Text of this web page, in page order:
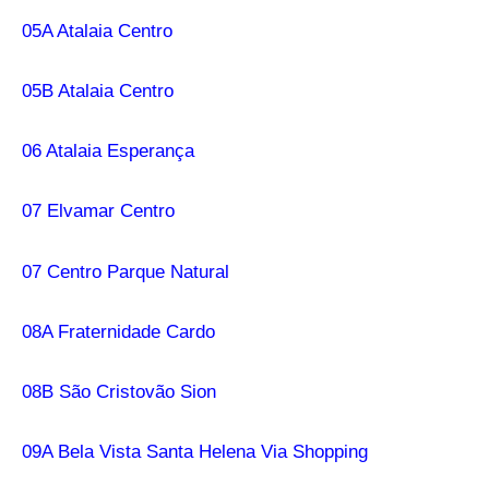
05A Atalaia Centro
05B Atalaia Centro
06 Atalaia Esperança
07 Elvamar Centro
07 Centro Parque Natural
08A Fraternidade Cardo
08B São Cristovão Sion
09A Bela Vista Santa Helena Via Shopping